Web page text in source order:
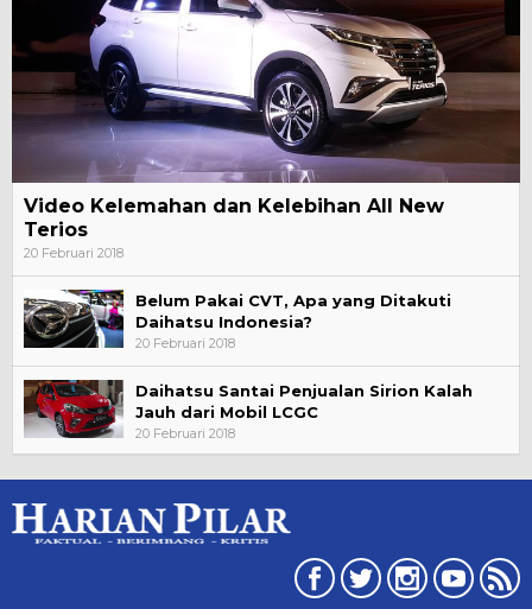
Video Kelemahan dan Kelebihan All New
Terios
20 Februari 2018
Belum Pakai CVT, Apa yang Ditakuti
Daihatsu Indonesia?
20 Februari 2018
Daihatsu Santai Penjualan Sirion Kalah
Jauh dari Mobil LCGC
20 Februari 2018